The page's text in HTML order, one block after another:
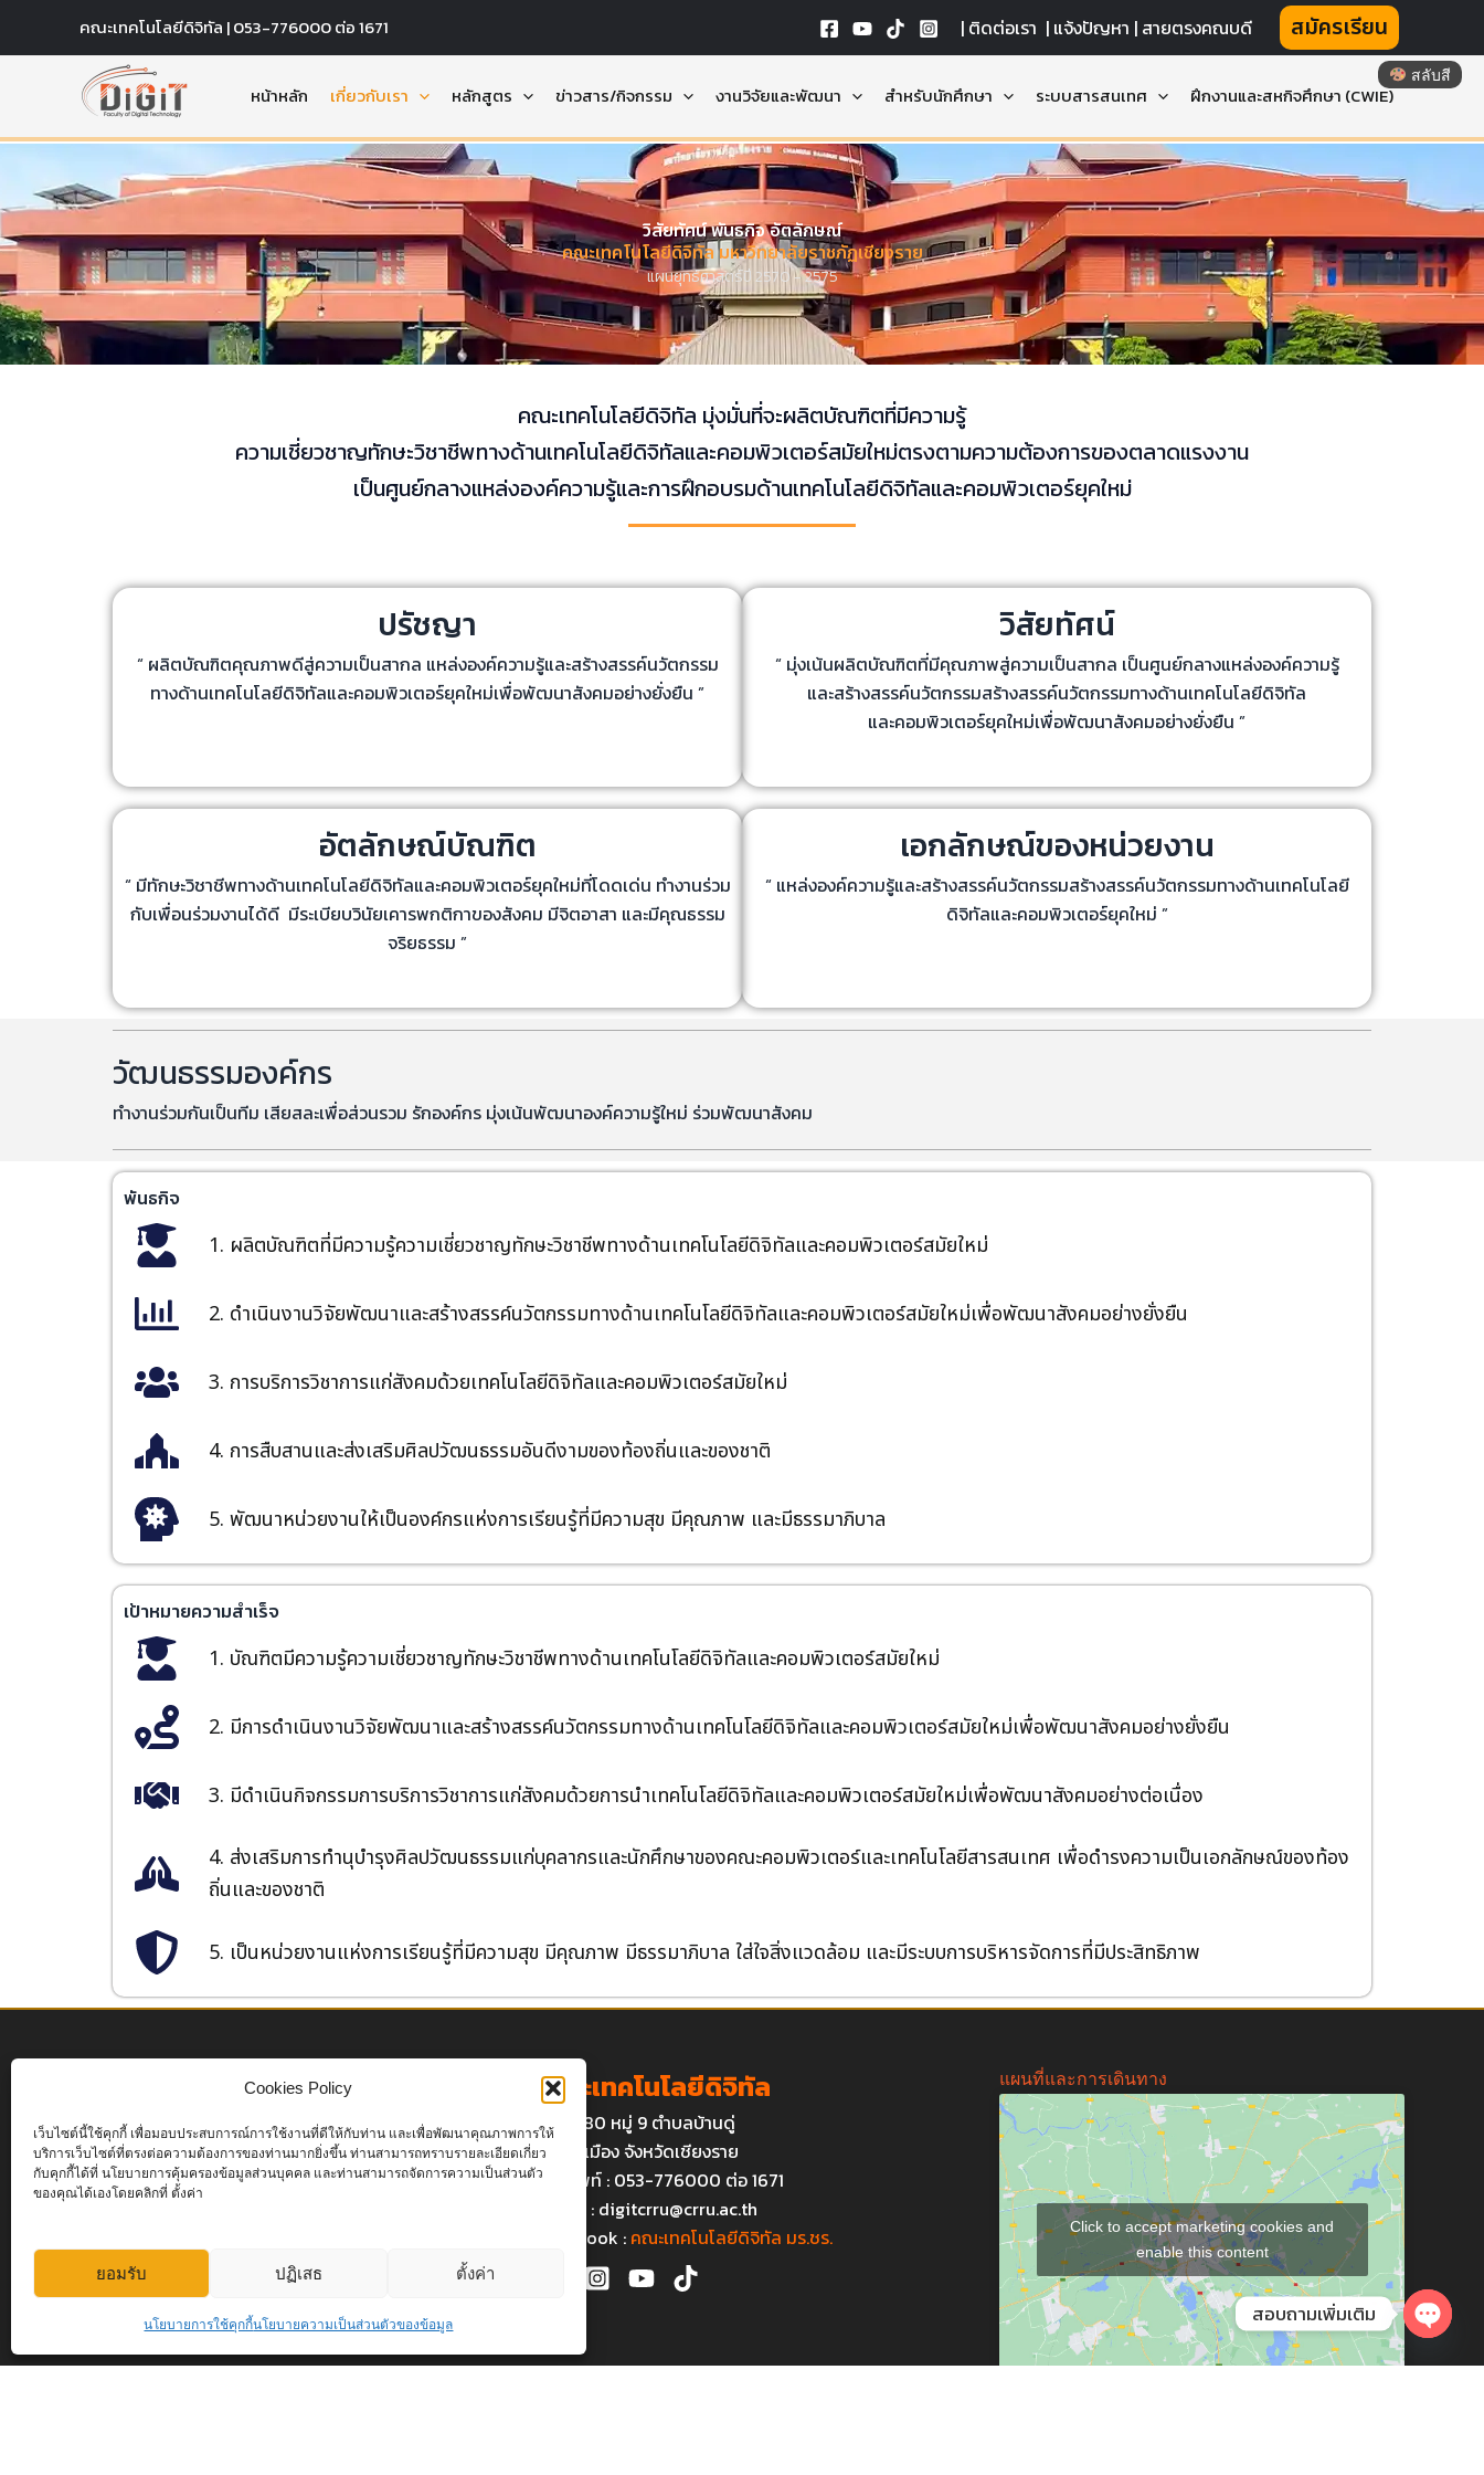
Cookies Policy
เว็บไซต์นี้ใช้คุกกี้ เพื่อมอบประสบการณ์การใช้งานที่ดีให้กับท่าน และเพื่อพัฒนาคุณภาพการให้
บริการเว็บไซต์ที่ตรงต่อความต้องการของท่านมากยิ่งขึ้น ท่านสามารถทราบรายละเอียดเกี่ยว
กับคุกกี้ได้ที่ นโยบายการคุ้มครองข้อมูลส่วนบุคคล และท่านสามารถจัดการความเป็นส่วนตัว
ของคุณได้เองโดยคลิกที่ ตั้งค่า
ยอมรับ ปฏิเสธ ตั้งค่า
นโยบายการใช้คุกกี้นโยบายความเป็นส่วนตัวของข้อมูล
คณะเทคโนโลยีดิจิทัล | 053-776000 ต่อ 1671 | ติดต่อเรา | แจ้งปัญหา | สายตรงคณบดี สมัครเรียน
หน้าหลัก เกี่ยวกับเรา หลักสูตร ข่าวสาร/กิจกรรม งานวิจัยและพัฒนา สำหรับนักศึกษา ระบบสารสนเทศ ฝึกงานและสหกิจศึกษา (CWIE)
วิสัยทัศน์ พันธกิจ อัตลักษณ์
คณะเทคโนโลยีดิจิทัล มหาวิทยาลัยราชภัฏเชียงราย
แผนยุทธ์ศาสตร์ปี 2570 - 2575
คณะเทคโนโลยีดิจิทัล มุ่งมั่นที่จะผลิตบัณฑิตที่มีความรู้
ความเชี่ยวชาญทักษะวิชาชีพทางด้านเทคโนโลยีดิจิทัลและคอมพิวเตอร์สมัยใหม่ตรงตามความต้องการของตลาดแรงงาน
เป็นศูนย์กลางแหล่งองค์ความรู้และการฝึกอบรมด้านเทคโนโลยีดิจิทัลและคอมพิวเตอร์ยุคใหม่
ปรัชญา
“ ผลิตบัณฑิตคุณภาพดีสู่ความเป็นสากล แหล่งองค์ความรู้และสร้างสรรค์นวัตกรรม
ทางด้านเทคโนโลยีดิจิทัลและคอมพิวเตอร์ยุคใหม่เพื่อพัฒนาสังคมอย่างยั่งยืน ”
วิสัยทัศน์
“ มุ่งเน้นผลิตบัณฑิตที่มีคุณภาพสู่ความเป็นสากล เป็นศูนย์กลางแหล่งองค์ความรู้
และสร้างสรรค์นวัตกรรมสร้างสรรค์นวัตกรรมทางด้านเทคโนโลยีดิจิทัล
และคอมพิวเตอร์ยุคใหม่เพื่อพัฒนาสังคมอย่างยั่งยืน ”
อัตลักษณ์บัณฑิต
“ มีทักษะวิชาชีพทางด้านเทคโนโลยีดิจิทัลและคอมพิวเตอร์ยุคใหม่ที่โดดเด่น ทำงานร่วม
กับเพื่อนร่วมงานได้ดี มีระเบียบวินัยเคารพกติกาของสังคม มีจิตอาสา และมีคุณธรรม
จริยธรรม ”
เอกลักษณ์ของหน่วยงาน
“ แหล่งองค์ความรู้และสร้างสรรค์นวัตกรรมสร้างสรรค์นวัตกรรมทางด้านเทคโนโลยี
ดิจิทัลและคอมพิวเตอร์ยุคใหม่ ”
วัฒนธรรมองค์กร
ทำงานร่วมกันเป็นทีม เสียสละเพื่อส่วนรวม รักองค์กร มุ่งเน้นพัฒนาองค์ความรู้ใหม่ ร่วมพัฒนาสังคม
พันธกิจ
1. ผลิตบัณฑิตที่มีความรู้ความเชี่ยวชาญทักษะวิชาชีพทางด้านเทคโนโลยีดิจิทัลและคอมพิวเตอร์สมัยใหม่
2. ดำเนินงานวิจัยพัฒนาและสร้างสรรค์นวัตกรรมทางด้านเทคโนโลยีดิจิทัลและคอมพิวเตอร์สมัยใหม่เพื่อพัฒนาสังคมอย่างยั่งยืน
3. การบริการวิชาการแก่สังคมด้วยเทคโนโลยีดิจิทัลและคอมพิวเตอร์สมัยใหม่
4. การสืบสานและส่งเสริมศิลปวัฒนธรรมอันดีงามของท้องถิ่นและของชาติ
5. พัฒนาหน่วยงานให้เป็นองค์กรแห่งการเรียนรู้ที่มีความสุข มีคุณภาพ และมีธรรมาภิบาล
เป้าหมายความสำเร็จ
1. บัณฑิตมีความรู้ความเชี่ยวชาญทักษะวิชาชีพทางด้านเทคโนโลยีดิจิทัลและคอมพิวเตอร์สมัยใหม่
2. มีการดำเนินงานวิจัยพัฒนาและสร้างสรรค์นวัตกรรมทางด้านเทคโนโลยีดิจิทัลและคอมพิวเตอร์สมัยใหม่เพื่อพัฒนาสังคมอย่างยั่งยืน
3. มีดำเนินกิจกรรมการบริการวิชาการแก่สังคมด้วยการนำเทคโนโลยีดิจิทัลและคอมพิวเตอร์สมัยใหม่เพื่อพัฒนาสังคมอย่างต่อเนื่อง
4. ส่งเสริมการทำนุบำรุงศิลปวัฒนธรรมแก่บุคลากรและนักศึกษาของคณะคอมพิวเตอร์และเทคโนโลยีสารสนเทศ เพื่อดำรงความเป็นเอกลักษณ์ของท้อง
ถิ่นและของชาติ
5. เป็นหน่วยงานแห่งการเรียนรู้ที่มีความสุข มีคุณภาพ มีธรรมาภิบาล ใส่ใจสิ่งแวดล้อม และมีระบบการบริหารจัดการที่มีประสิทธิภาพ
Today
คณะเทคโนโลยีดิจิทัล
เลขที่ 80 หมู่ 9 ตำบลบ้านดู่
อำเภอเมือง จังหวัดเชียงราย
โทรศัพท์ : 053-776000 ต่อ 1671
Email : digitcrru@crru.ac.th
Facebook : คณะเทคโนโลยีดิจิทัล มร.ชร.
แผนที่และการเดินทาง
Click to accept marketing cookies and
enable this content
สลับสี
สอบถามเพิ่มเติม
Open